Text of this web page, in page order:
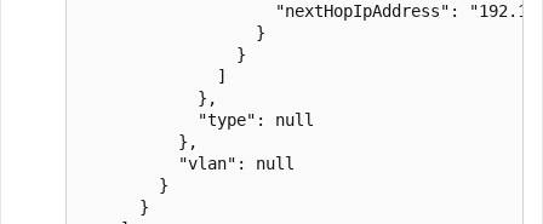
"nextHopIpAddress":
                  }
                }
              ]
            },
            "type": null
          },
          "vlan": null
        }
      }